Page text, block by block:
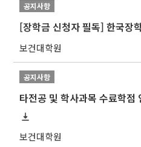
공지사항
보건대학원
공지사항
타전공 및 학사과목 수료학점
보건대학원